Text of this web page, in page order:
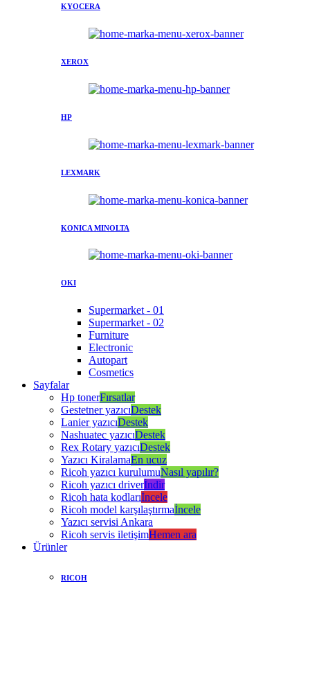
KYOCERA
XEROX
HP
LEXMARK
KONICA MINOLTA
OKI
Supermarket - 01
Supermarket - 02
Furniture
Electronic
Autopart
Cosmetics
Sayfalar
Hp tonerFırsatlar
Gestetner yazıcıDestek
Lanier yazıcıDestek
Nashuatec yazıcıDestek
Rex Rotary yazıcıDestek
Yazıcı KiralamaEn ucuz
Ricoh yazıcı kurulumuNasıl yapılır?
Ricoh yazıcı driverİndir
Ricoh hata kodlarıİncele
Ricoh model karşılaştırmaİncele
Yazıcı servisi Ankara
Ricoh servis iletişimHemen ara
Ürünler
RICOH